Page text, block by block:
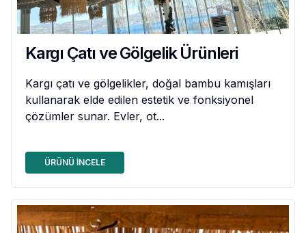
Kargı Çatı ve Gölgelik Ürünleri
Kargı çatı ve gölgelikler, doğal bambu kamışları
kullanarak elde edilen estetik ve fonksiyonel
çözümler sunar. Evler, ot...
ÜRÜNÜ İNCELE